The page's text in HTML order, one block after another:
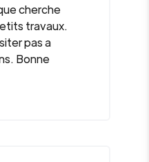
cherche
travaux.
pas a
Bonne